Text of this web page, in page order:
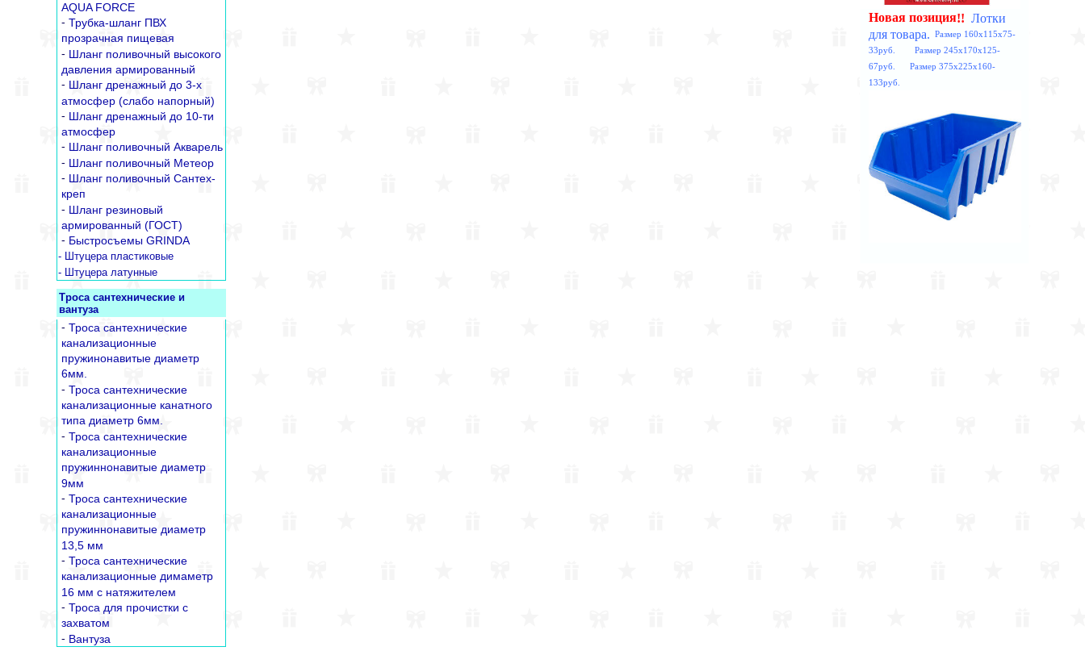
AQUA FORCE
- Трубка-шланг ПВХ
прозрачная пищевая
- Шланг поливочный высокого
давления армированный
- Шланг дренажный до 3-х
атмосфер (слабо напорный)
- Шланг дренажный до 10-ти
атмосфер
- Шланг поливочный Акварель
- Шланг поливочный Метеор
- Шланг поливочный Сантех-
креп
- Шланг резиновый
армированный (ГОСТ)
- Быстросъемы GRINDA
- Штуцера пластиковые
- Штуцера латунные
Троса сантехнические и
вантуза
- Троса сантехнические
канализационные
пружинонавитые диаметр
6мм.
- Троса сантехнические
канализационные канатного
типа диаметр 6мм.
- Троса сантехнические
канализационные
пружиннонавитые диаметр
9мм
- Троса сантехнические
канализационные
пружиннонавитые диаметр
13,5 мм
- Троса сантехнические
канализационные димаметр
16 мм с натяжителем
- Троса для прочистки с
захватом
- Вантуза
Новая позиция!! Лотки
для товара.
Размер 160x115x75-
33руб. Размер 245x170x125-
67руб. Размер 375x225x160-
133руб.